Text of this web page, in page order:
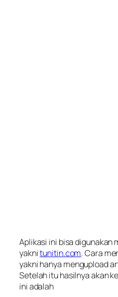
Aplikasi ini bisa digunakan
yaknitunitin.com. Cara
yakni hanya mengupload
Setelah itu hasilnya akan
ini adalah